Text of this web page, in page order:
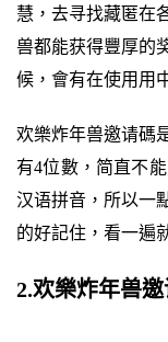
慧，去寻找藏匿在
兽都能获得豐厚的
候，會有在使用用
欢樂炸年兽邀请碼
有4位數，简直不
汉语拼音，所以一
的好記住，看一遍
2.欢樂炸年兽